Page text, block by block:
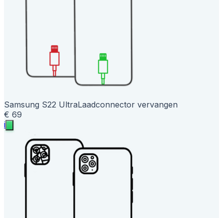
Samsung S22 UltraLaadconnector vervangen
€ 69
i